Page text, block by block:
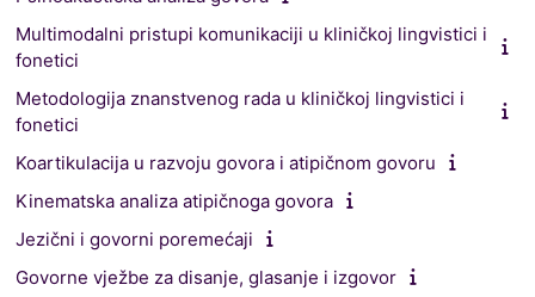
Multimodalni pristupi komunikaciji u kliničkoj lingvistici i
fonetici
Metodologija znanstvenog rada u kliničkoj lingvistici i
fonetici
Koartikulacija u razvoju govora i atipičnom govoru
Kinematska analiza atipičnoga govora
Jezični i govorni poremećaji
Govorne vježbe za disanje, glasanje i izgovor